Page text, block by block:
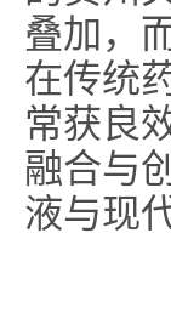
叠加，
在传统
常获良
融合与
液与现